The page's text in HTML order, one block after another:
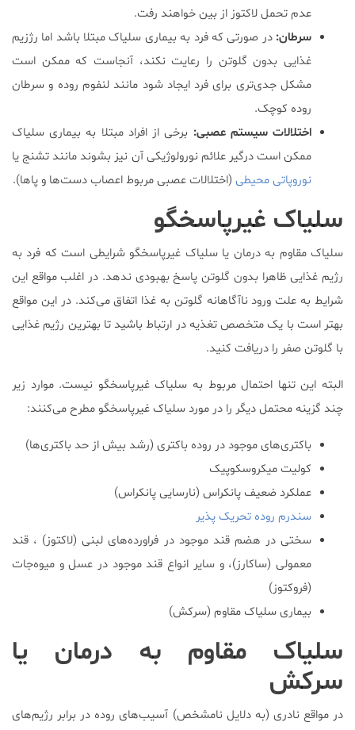
عدم تحمل لاکتوز از بین خواهند رفت.
سرطان: در صورتی که فرد به بیماری سلیاک مبتلا باشد اما رژزیم
غذایی بدون گلوتن را رعایت نکند، آنجاست که ممکن است
مشکل جدی‌تری برای فرد ایجاد شود مانند لنفوم روده و سرطان
روده کوچک.
اختلالات سیستم عصبی: برخی از افراد مبتلا به بیماری سلیاک
ممکن است درگیر علائم نورولوژیکی آن نیز بشوند مانند تشنج یا
نوروپاتی محیطی (اختلالات عصبی مربوط اعصاب دست‌ها و پاها).
سلیاک غیرپاسخگو
سلیاک مقاوم به درمان یا سلیاک غیرپاسخگو شرایطی است که فرد به
رژیم غذایی ظاهرا بدون گلوتن پاسخ بهبودی ندهد. در اغلب مواقع این
شرایط به علت ورود ناآگاهانه گلوتن به غذا اتفاق می‌کند. در این مواقع
بهتر است با یک متخصص تغذیه در ارتباط باشید تا بهترین رژیم غذایی
با گلوتن صفر را دریافت کنید.
البته این تنها احتمال مربوط به سلیاک غیرپاسخگو نیست. موارد زیر
چند گزینه محتمل دیگر را در مورد سلیاک غیرپاسخگو مطرح می‌کنند:
باکتری‌های موجود در روده باکتری (رشد بیش از حد باکتری‌ها)
کولیت میکروسکوپیک
عملکرد ضعیف پانکراس (نارسایی پانکراس)
سندرم روده تحریک پذیر
سختی در هضم قند موجود در فراورده‌های لبنی (لاکتوز) ، قند
معمولی (ساکارز)، و سایر انواع قند موجود در عسل و میوه‌جات
(فروکتوز)
بیماری سلیاک مقاوم (سرکش)
سلیاک مقاوم به درمان یا
سرکش
در مواقع نادری (به دلایل نامشخص) آسیب‌های روده در برابر رژيم‌های